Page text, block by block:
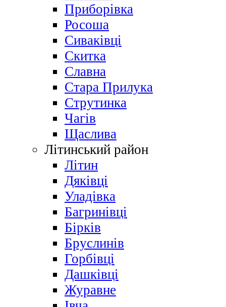
Приборівка
Росоша
Сиваківці
Скитка
Славна
Стара Прилука
Струтинка
Чагів
Щаслива
Літинський район
Літин
Дяківці
Уладівка
Багринівці
Бірків
Бруслинів
Горбівці
Дашківці
Журавне